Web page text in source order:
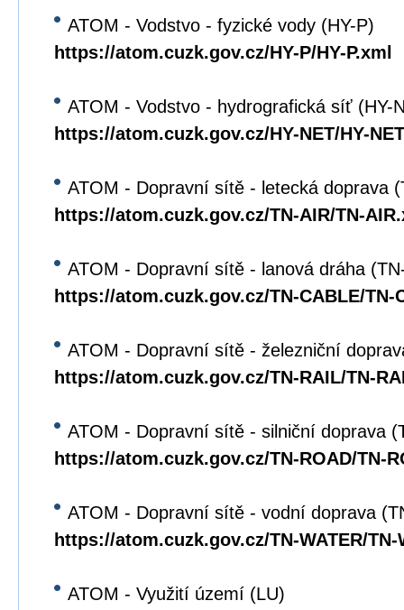
ATOM - Vodstvo - fyzické vody (HY-P)
https://atom.cuzk.gov.cz/HY-P/HY-P.xml
ATOM - Vodstvo - hydrografická síť (HY-
https://atom.cuzk.gov.cz/HY-NET/HY-
ATOM - Dopravní sítě - letecká doprava
https://atom.cuzk.gov.cz/TN-AIR/TN-
ATOM - Dopravní sítě - lanová dráha
https://atom.cuzk.gov.cz/TN-CABLE/TN-
ATOM - Dopravní sítě - železniční
https://atom.cuzk.gov.cz/TN-RAIL/TN-
ATOM - Dopravní sítě - silniční doprava
https://atom.cuzk.gov.cz/TN-ROAD/TN-
ATOM - Dopravní sítě - vodní doprava
https://atom.cuzk.gov.cz/TN-WATER/TN-
ATOM - Využití území (LU)